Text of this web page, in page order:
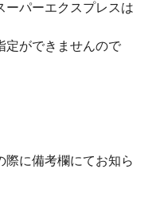
パーエクスプレスは
ができませんので
に備考欄にてお知ら